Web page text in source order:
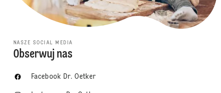
NASZE SOCIAL MEDIA
Obserwuj nas
Facebook Dr. Oetker